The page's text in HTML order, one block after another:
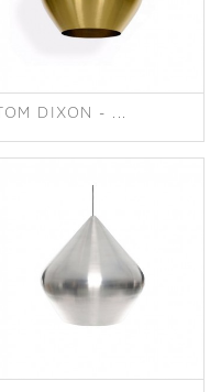
TOM DIXON - ...